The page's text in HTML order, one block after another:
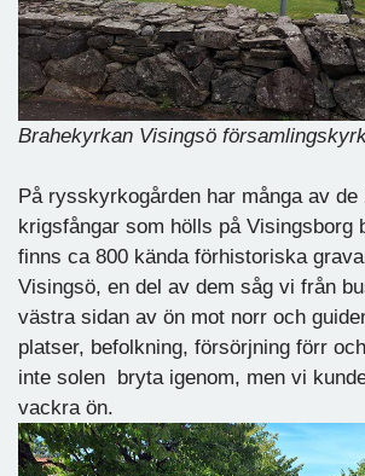
Brahekyrkan Visingsö
På rysskyrkogården har många av de
krigsfångar som hölls på Visingsborg
finns ca 800 kända förhistoriska
Visingsö, en del av dem såg vi från
västra sidan av ön mot norr och
platser, befolkning, försörjning förr
inte solen bryta igenom, men vi
vackra ön.